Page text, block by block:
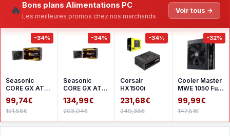
🔥 Bons plans Alimentations PC
Les meilleures promos chez nos marchands
Voir tous →
-34%
Seasonic
CORE GX ATX
3 2024 650 W
- White
99,74€
151,58€
-34%
Seasonic
CORE GX ATX
3 2024 850 W
- White
134,99€
203,04€
-34%
Corsair
HX1500i
231,68€
349,38€
-32%
Cooler Master
MWE 1050 Full
Modular V2
ATX 3.1
99,99€
147,51€